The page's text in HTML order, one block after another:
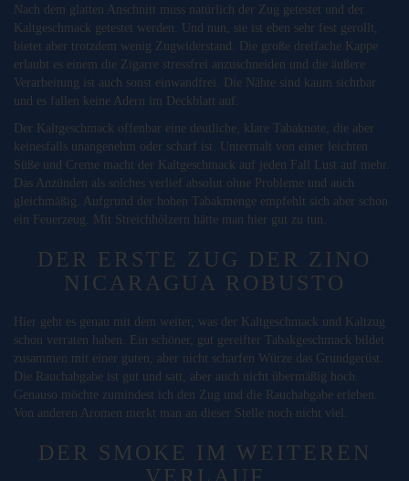
Nach dem glatten Anschnitt muss natürlich der Zug getestet und der
Kaltgeschmack getestet werden. Und nun, sie ist eben sehr fest gerollt,
bietet aber trotzdem wenig Zugwiderstand. Die große dreifache Kappe
erlaubt es einem die Zigarre stressfrei anzuschneiden und die äußere
Verarbeitung ist auch sonst einwandfrei. Die Nähte sind kaum sichtbar
und es fallen keine Adern im Deckblatt auf.
Der Kaltgeschmack offenbar eine deutliche, klare Tabaknote, die aber
keinesfalls unangenehm oder scharf ist. Untermalt von einer leichten
Süße und Creme macht der Kaltgeschmack auf jeden Fall Lust auf mehr.
Das Anzünden als solches verlief absolut ohne Probleme und auch
gleichmäßig. Aufgrund der hohen Tabakmenge empfehlt sich aber schon
ein Feuerzeug. Mit Streichhölzern hätte man hier gut zu tun.
DER ERSTE ZUG DER ZINO
NICARAGUA ROBUSTO
Hier geht es genau mit dem weiter, was der Kaltgeschmack und Kaltzug
schon verraten haben. Ein schöner, gut gereifter Tabakgeschmack bildet
zusammen mit einer guten, aber nicht scharfen Würze das Grundgerüst.
Die Rauchabgabe ist gut und satt, aber auch nicht übermäßig hoch.
Genauso möchte zumindest ich den Zug und die Rauchabgabe erleben.
Von anderen Aromen merkt man an dieser Stelle noch nicht viel.
DER SMOKE IM WEITEREN
VERLAUF